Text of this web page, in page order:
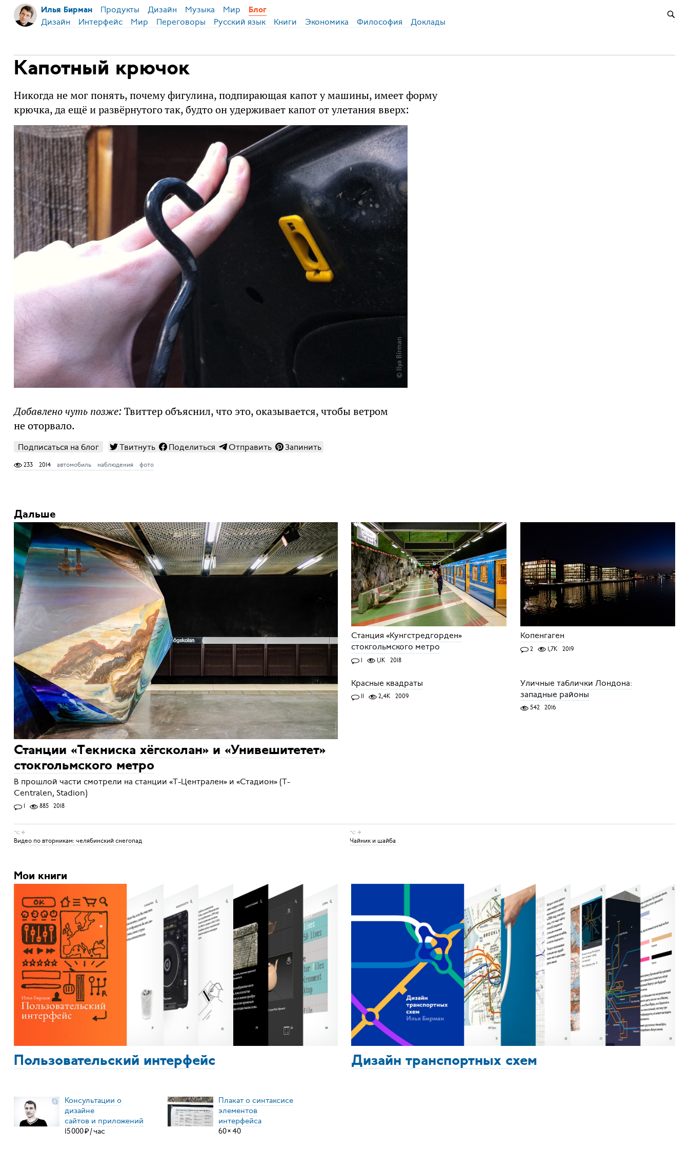
Илья Бирман Продукты Дизайн Музыка Мир Блог
Дизайн Интерфейс Мир Переговоры Русский язык Книги Экономика Философия Доклады
Капотный крючок
Никогда не мог понять, почему фигулина, подпирающая капот у машины, имеет форму
крючка, да ещё и развёрнутого так, будто он удерживает капот от улетания вверх:
Добавлено чуть позже:Твиттер объяснил, что это, оказывается, чтобы ветром
не оторвало.
Подписаться на блог Твитнуть Поделиться Отправить Запинить
233 2014 автомобиль наблюдения фото
Дальше
Станции «Текниска хёгсколан» и «Унивешитетет»
стокгольмского метро
В прошлой части смотрели на станции «Т-Централен» и «Стадион» (T-
Centralen, Stadion)
1 885 2018
Станция «Кунгстредгорден»
стокгольмского метро
1 1,1K 2018
Копенгаген
2 1,7K 2019
Красные квадраты
11 2,4K 2009
Уличные таблички Лондона:
западные районы
542 2016
⌥ ←
Видео по вторникам: челябинский снегопад
⌥ →
Чайник и шайба
Мои книги
Пользовательский интерфейс Дизайн транспортных схем
Консультации о
дизайне
сайтов и приложений
15000₽/час
Плакат о синтаксисе
элементов
интерфейса
60×40